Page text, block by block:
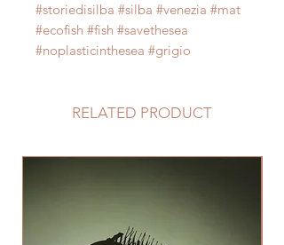
#storiedisilba #silba #venezia #mat
#ecofish #fish #savethesea
#noplasticinthesea #grigio
RELATED PRODUCT